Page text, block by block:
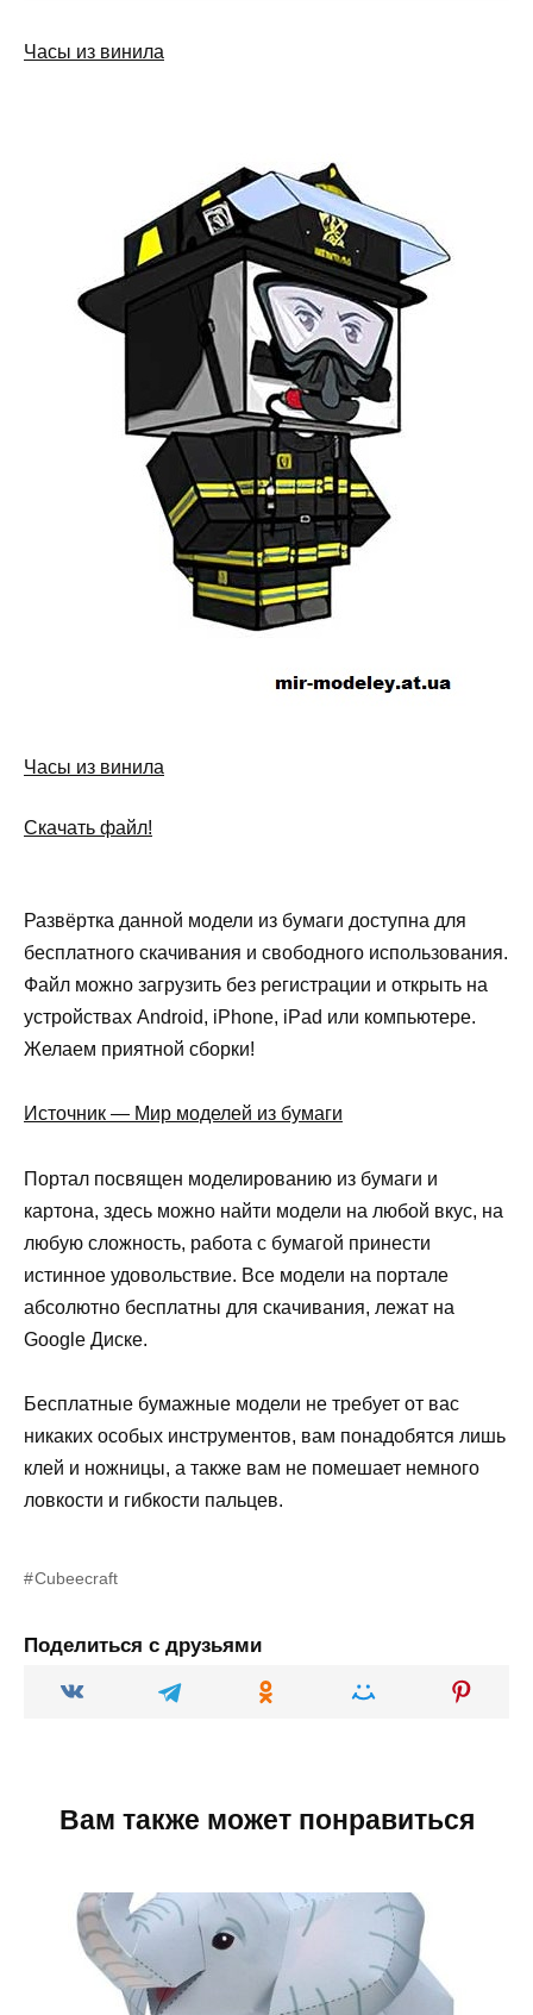
Часы из винила
Часы из винила
Скачать файл!
Развёртка данной модели из бумаги доступна для
бесплатного скачивания и свободного использования.
Файл можно загрузить без регистрации и открыть на
устройствах Android, iPhone, iPad или компьютере.
Желаем приятной сборки!
Источник — Мир моделей из бумаги
Портал посвящен моделированию из бумаги и
картона, здесь можно найти модели на любой вкус, на
любую сложность, работа с бумагой принести
истинное удовольствие. Все модели на портале
абсолютно бесплатны для скачивания, лежат на
Google Диске.
Бесплатные бумажные модели не требует от вас
никаких особых инструментов, вам понадобятся лишь
клей и ножницы, а также вам не помешает немного
ловкости и гибкости пальцев.
Cubeecraft
Поделиться с друзьями
Вам также может понравиться